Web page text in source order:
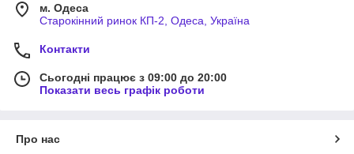
м. Одеса
Старокінний ринок КП-2, Одеса, Україна
Контакти
Сьогодні працює з 09:00 до 20:00
Показати весь графік роботи
Про нас